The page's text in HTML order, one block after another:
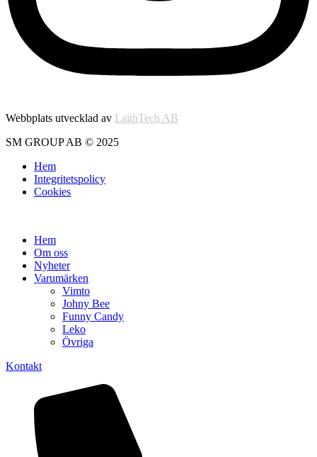
Webbplats utvecklad av LaithTech AB
SM GROUP AB © 2025
Hem
Integritetspolicy
Cookies
Hem
Om oss
Nyheter
Varumärken
Vimto
Johny Bee
Funny Candy
Leko
Övriga
Kontakt